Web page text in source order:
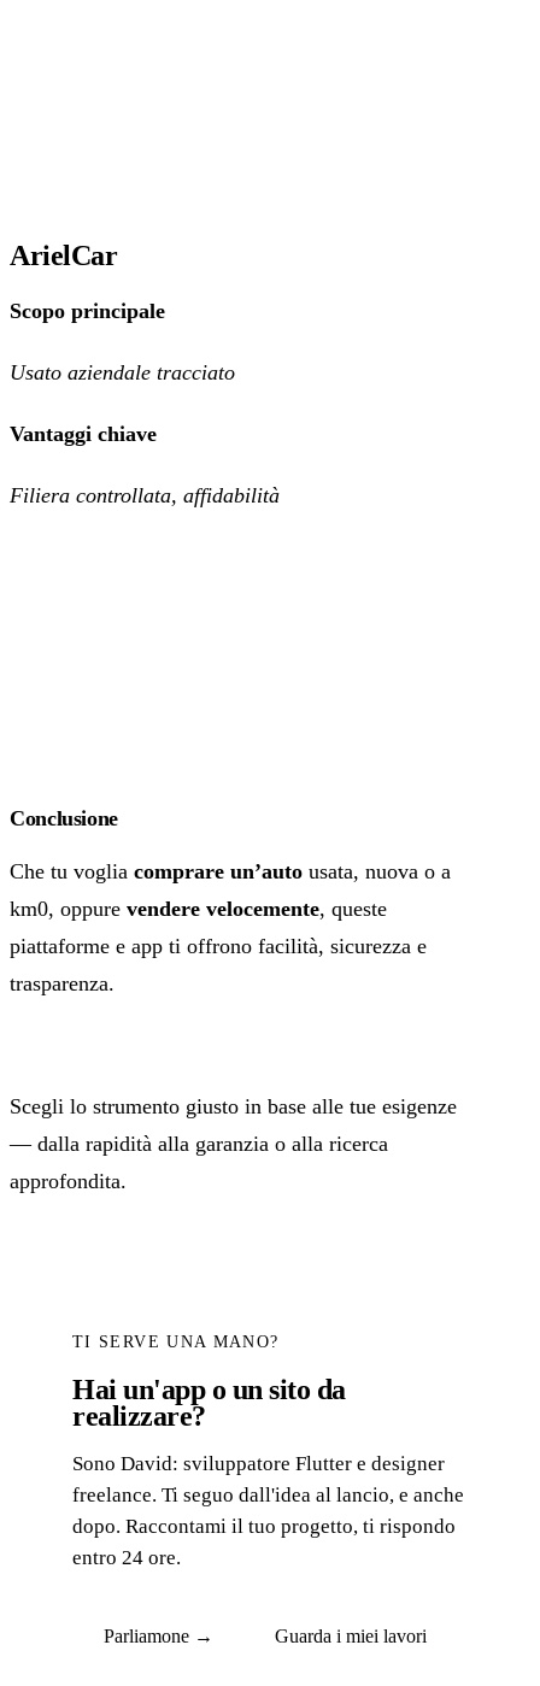
ArielCar
Scopo principale
Usato aziendale tracciato
Vantaggi chiave
Filiera controllata, affidabilità
Conclusione
Che tu voglia comprare un’auto usata, nuova o a
km0, oppure vendere velocemente, queste
piattaforme e app ti offrono facilità, sicurezza e
trasparenza.
Scegli lo strumento giusto in base alle tue esigenze
— dalla rapidità alla garanzia o alla ricerca
approfondita.
TI SERVE UNA MANO?
Hai un'app o un sito da
realizzare?
Sono David: sviluppatore Flutter e designer
freelance. Ti seguo dall'idea al lancio, e anche
dopo. Raccontami il tuo progetto, ti rispondo
entro 24 ore.
Parliamone → Guarda i miei lavori